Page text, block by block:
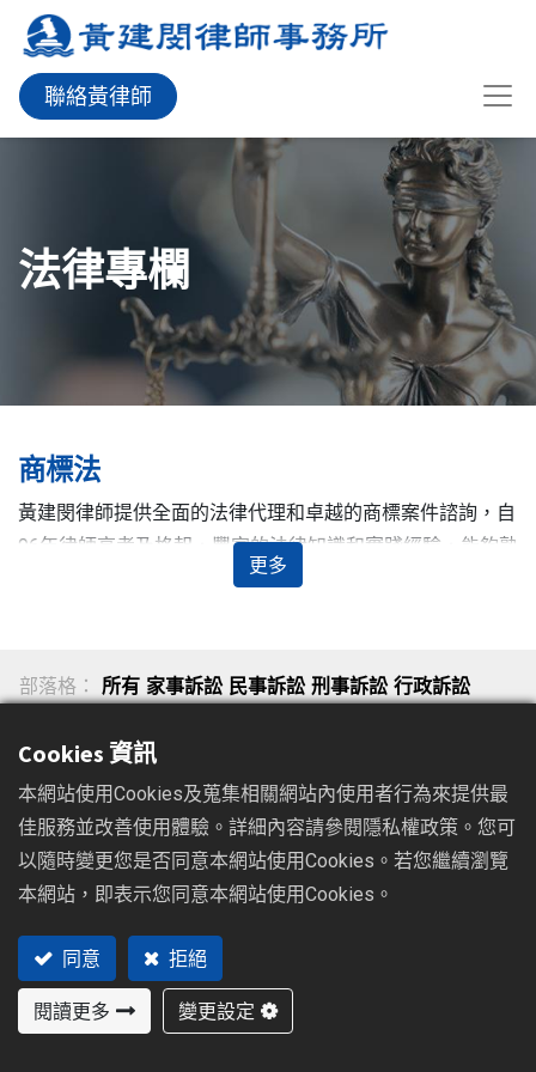
聯絡黃律師
商標法
黃建閔律師提供全面的法律代理和卓越的商標案件諮詢，自
96年律師高考及格起，豐富的法律知識和實踐經驗，能夠熟
練應對各種複雜的法律問題和情境，透過深入了解每一個案
服務包括：準備訴訟文件、註冊商標以及代理當事人提告、
當事人及法庭保持良好的溝通，致力於為當事人爭取最佳的
利益，解決問題的同時確保案件得到公正而合理的結果，至
今已協助當事人處理過許多商標註冊、商標侵權等民事及刑
事案件，如果正在尋找商標案件律師，歡迎加 LINE 聯繫！
更多
部落格： 所有 家事訴訟 民事訴訟 刑事訴訟 行政訴訟
非訟事件
性騷擾防治 妨害名譽 個資法 國家賠償 公司法律顧問
首頁 法律專欄 商標法
商標法侵權案例：直播中賣仿冒品被依違
反商標法起訴
2023/12/19
法律專欄
Cookies 資訊
本網站使用Cookies及蒐集相關網站內使用者行為來提供最
佳服務並改善使用體驗。詳細內容請參閱隱私權政策。您可
以隨時變更您是否同意本網站使用Cookies。若您繼續瀏覽
本網站，即表示您同意本網站使用Cookies。
同意 拒絕
閱讀更多 變更設定